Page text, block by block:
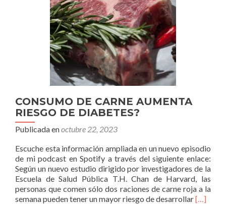
CONSUMO DE CARNE AUMENTA
RIESGO DE DIABETES?
Publicada enoctubre 22, 2023
Escuche esta información ampliada en un nuevo episodio
de mi podcast en Spotify a través del siguiente enlace:
Según un nuevo estudio dirigido por investigadores de la
Escuela de Salud Pública T.H. Chan de Harvard, las
personas que comen sólo dos raciones de carne roja a la
semana pueden tener un mayor riesgo de desarrollarLeer
[…]